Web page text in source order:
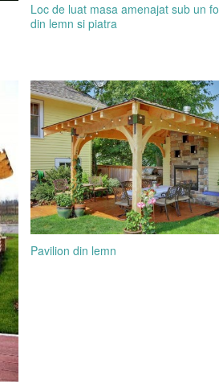
Loc de luat masa amenajat sub un
din lemn si piatra
Pavilion din lemn